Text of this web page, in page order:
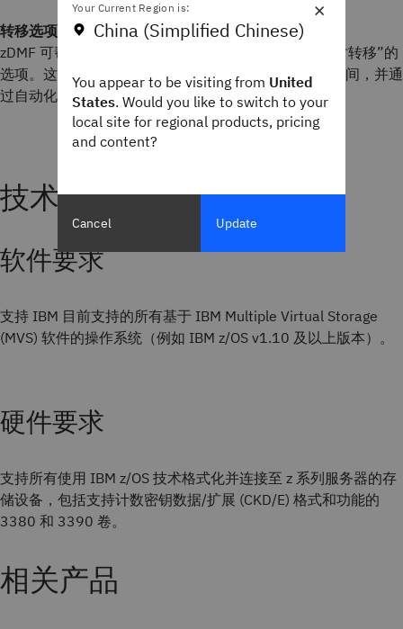
转移选项
zDMF 可帮助您安排执行 DIVERT 命令，或设置“就绪时转移”的
选项。这个功能可以缩短迁移时间，无需额外的存储空间，并通
过自动化提高效率。
技术细节
软件要求
支持 IBM 目前支持的所有基于 IBM Multiple Virtual Storage
(MVS) 软件的操作系统（例如 IBM z/OS v1.10 及以上版本）。
硬件要求
支持所有使用 IBM z/OS 技术格式化并连接至 z 系列服务器的存
储设备，包括支持计数密钥数据/扩展 (CKD/E) 格式和功能的
3380 和 3390 卷。
相关产品
×
Your Current Region is:
China (Simplified Chinese)
You appear to be visiting from United
States. Would you like to switch to your
local site for regional products, pricing
and content?
Cancel Update